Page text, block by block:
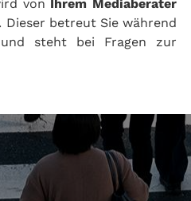
von Ihrem Mediaberater
Dieser betreut Sie während
steht bei Fragen zur